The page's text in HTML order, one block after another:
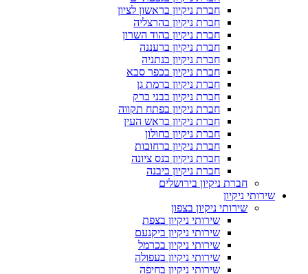
חברת ניקיון בראשון לציון
חברת ניקיון בהרצליה
חברת ניקיון בהוד השרון
חברת ניקיון ברעננה
חברת ניקיון בנתניה
חברת ניקיון בכפר סבא
חברת ניקיון ברמת גן
חברת ניקיון בבני ברק
חברת ניקיון בפתח תקווה
חברת ניקיון בראש העין
חברת ניקיון בחולון
חברת ניקיון ברחובות
חברת ניקיון בנס ציונה
חברת ניקיון ביבנה
חברת ניקיון בירושלים
שירותי ניקיון
שירותי ניקיון בצפון
שירותי ניקיון בצפת
שירותי ניקיון ביקנעם
שירותי ניקיון בכרמל
שירותי ניקיון בעפולה
שירותי ניקיון בחיפה